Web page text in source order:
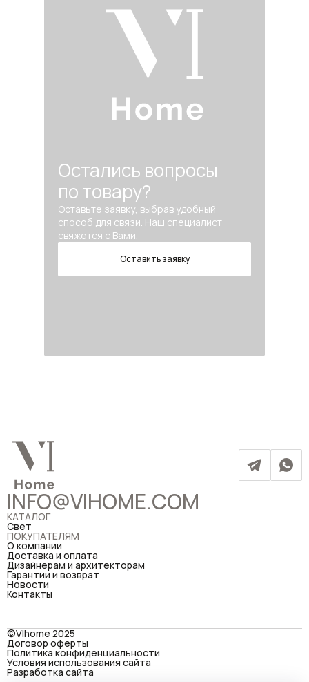
Остались вопросы
по товару?
Оставьте заявку, выбрав удобный
способ для связи. Наш специалист
свяжется с Вами.
Оставить заявку
INFO@VIHOME.COM
КАТАЛОГ
Свет
ПОКУПАТЕЛЯМ
О компании
Доставка и оплата
Дизайнерам и архитекторам
Гарантии и возврат
Новости
Контакты
©VIhome 2025
Договор оферты
Политика конфиденциальности
Условия использования сайта
Разработка сайта